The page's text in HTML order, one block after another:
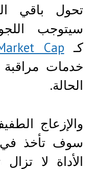
تحول باقي
سيتوجب
كـ Cap
خدمات
الحالة.
والإزعاج
سوف تأخذ في
الأداة لا